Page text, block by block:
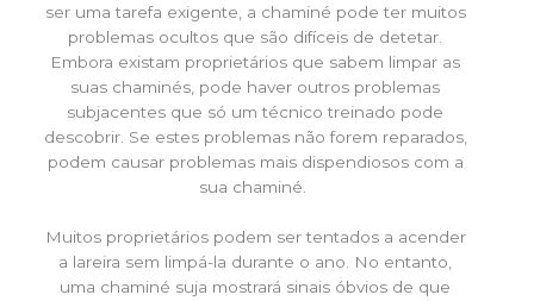
ser uma tarefa exigente, a chaminé pode ter muitos
problemas ocultos que são difíceis de detetar.
Embora existam proprietários que sabem limpar as
suas chaminés, pode haver outros problemas
subjacentes que só um técnico treinado pode
descobrir. Se estes problemas não forem reparados,
podem causar problemas mais dispendiosos com a
sua chaminé.
Muitos proprietários podem ser tentados a acender
a lareira sem limpá-la durante o ano. No entanto,
uma chaminé suja mostrará sinais óbvios de que